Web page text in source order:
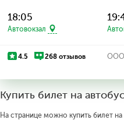
18:05
Автовокзал
4.5 268 отзывов ООО
Купить билет на
На странице можно купить билет